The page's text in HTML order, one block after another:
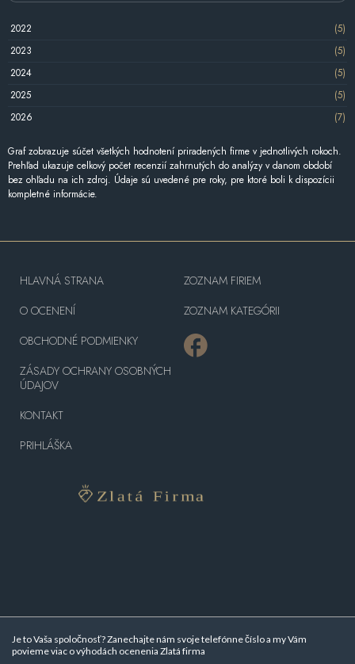
2022
(5)
2023
(5)
2024
(5)
2025
(5)
2026
(7)
Graf zobrazuje súčet všetkých hodnotení priradených firme v jednotlivých rokoch.
Prehľad ukazuje celkový počet recenzií zahrnutých do analýzy v danom období
bez ohľadu na ich zdroj. Údaje sú uvedené pre roky, pre ktoré boli k dispozícii
kompletné informácie.
Je to Vaša spoločnosť? Zanechajte nám svoje telefónne číslo a my Vám
povieme viac ovýhodách ocenenia Zlatá firma
HLAVNÁ STRANA
O OCENENÍ
OBCHODNÉ PODMIENKY
ZÁSADY OCHRANY OSOBNÝCH
ÚDAJOV
KONTAKT
PRIHLÁŠKA
ZOZNAM FIRIEM
ZOZNAM KATEGÓRII